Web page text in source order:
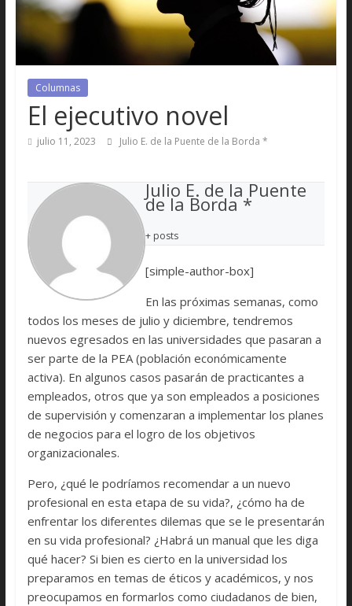
Columnas
El ejecutivo novel
julio 11, 2023 Julio E. de la Puente de la Borda *
Julio E. de la Puente
de la Borda *
+ posts
[simple-author-box]
En las próximas semanas, como
todos los meses de julio y diciembre, tendremos
nuevos egresados en las universidades que pasaran a
ser parte de la PEA (población económicamente
activa). En algunos casos pasarán de practicantes a
empleados, otros que ya son empleados a posiciones
de supervisión y comenzaran a implementar los planes
de negocios para el logro de los objetivos
organizacionales.
Pero, ¿qué le podríamos recomendar a un nuevo
profesional en esta etapa de su vida?, ¿cómo ha de
enfrentar los diferentes dilemas que se le presentarán
en su vida profesional? ¿Habrá un manual que les diga
qué hacer? Si bien es cierto en la universidad los
preparamos en temas de éticos y académicos, y nos
preocupamos en formarlos como ciudadanos de bien,